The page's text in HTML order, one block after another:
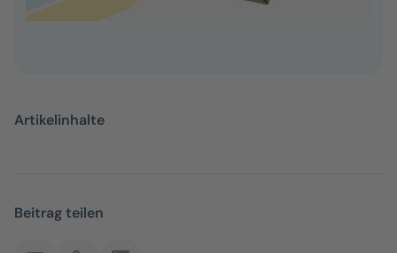
Artikelinhalte
Beitrag teilen